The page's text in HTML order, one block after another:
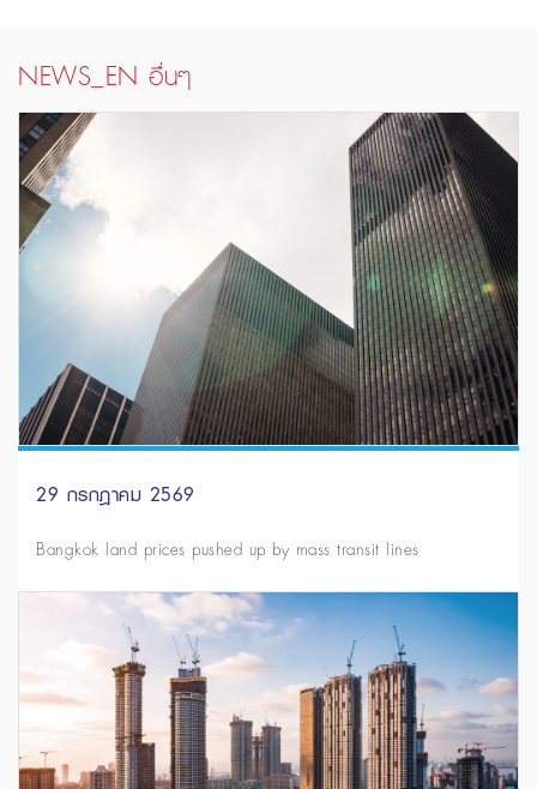
NEWS_EN อื่นๆ
29 กรกฎาคม 2569
Bangkok land prices pushed up by mass transit lines